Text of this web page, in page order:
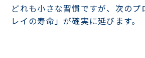
どれも小さな習慣ですが、次のプ
レイの寿命」が確実に延びます。